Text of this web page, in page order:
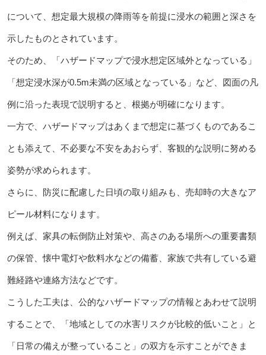
について、想定最大規模の降雨等を前提に浸水の範囲と深さを
示したものとされています。
そのため、「ハザードマップで浸水想定区域外となっている」
「想定浸水深が0.5m未満の区域となっている」など、図面の凡
例に沿った表現で説明すると、根拠が明確になります。
一方で、ハザードマップはあくまで想定に基づくものであるこ
とも添えて、不必要な不安をあおらず、客観的な説明に努める
姿勢が求められます。
さらに、防災に配慮した日頃の取り組みも、売却時の大きなア
ピール材料になります。
例えば、家具の転倒防止対策や、高さのある場所への重要書類
の保管、懐中電灯や飲料水などの備蓄、家族で共有している避
難経路や連絡方法などです。
こうした工夫は、公的なハザードマップの情報とあわせて説明
することで、「地域としての水害リスクが比較的低いこと」と
「日常の備えが整っていること」の双方を示すことができま